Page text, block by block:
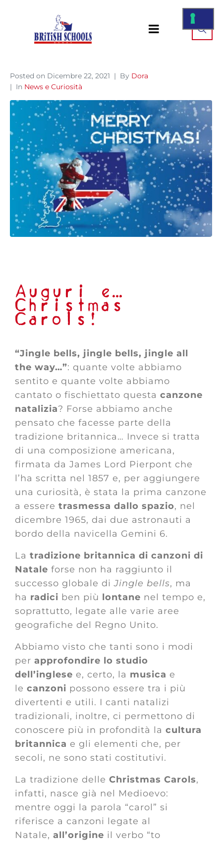
Posted on Dicembre 22, 2021 By Dora
In News e Curiosità
Auguri e…
Christmas
Carols!
“Jingle bells, jingle bells, jingle all
the way…”: quante volte abbiamo
sentito e quante volte abbiamo
cantato o fischiettato questa canzone
natalizia? Forse abbiamo anche
pensato che facesse parte della
tradizione britannica… Invece si tratta
di una composizione americana,
firmata da James Lord Pierpont che
l’ha scritta nel 1857 e, per aggiungere
una curiosità, è stata la prima canzone
a essere trasmessa dallo spazio, nel
dicembre 1965, dai due astronauti a
bordo della navicella Gemini 6.
La tradizione britannica di canzoni di
Natale forse non ha raggiunto il
successo globale diJingle bells, ma
ha radici ben più lontane nel tempo e,
soprattutto, legate alle varie aree
geografiche del Regno Unito.
Abbiamo visto che tanti sono i modi
per approfondire lo studio
dell’inglese e, certo, la musica e
le canzoni possono essere tra i più
divertenti e utili. I canti natalizi
tradizionali, inoltre, ci permettono di
conoscere più in profondità la cultura
britannica e gli elementi che, per
secoli, ne sono stati costitutivi.
La tradizione delle Christmas Carols,
infatti, nasce già nel Medioevo:
mentre oggi la parola “carol” si
riferisce a canzoni legate al
Natale, all’origine il verbo “to